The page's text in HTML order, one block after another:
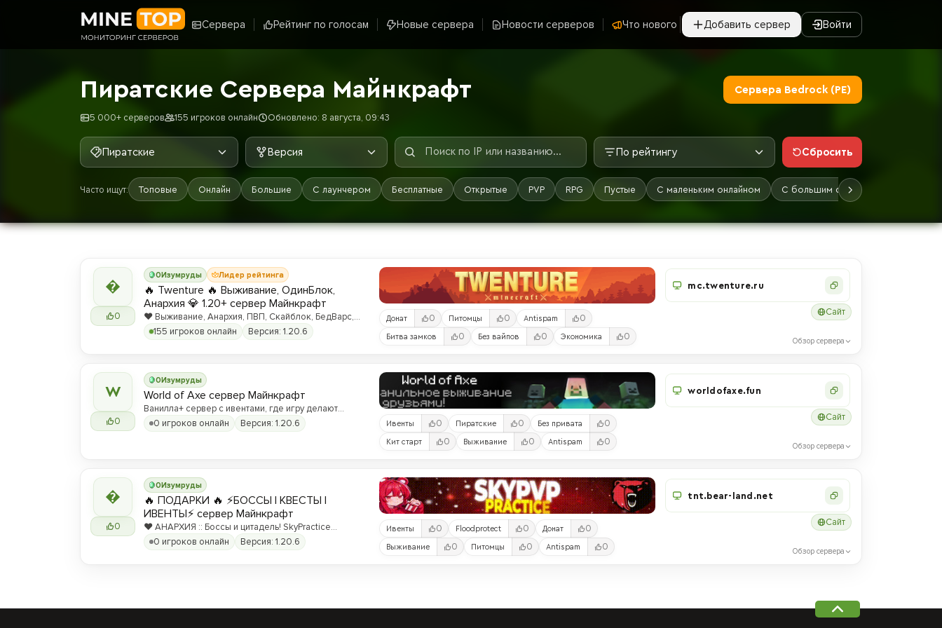
Сервера Рейтинг по голосам Новые сервера Новости серверов Что нового Добавить сервер Войти
Пиратские Сервера Майнкрафт
5 000+ серверов 155 игроков онлайн Обновлено: 8 августа, 09:43
Сервера Bedrock (PE)
Пиратские Версия По рейтингу Сбросить
Часто ищут: Топовые Онлайн Большие С лаунчером Бесплатные Открытые PVP RPG Пустые С маленьким онлайном С большим онлайном

0
0Изумруды Лидер рейтинга
🔥 Twenture 🔥 Выживание, ОдинБлок,
Анархия 💎 1.20+ сервер Майнкрафт
❤️ Выживание, Анархия, ПВП, Скайблок, БедВарс,
Гриф, Один Блок, Лучший Майнкрафт сервер! ❤️
155 игроков онлайн Версия: 1.20.6
Донат 0 Питомцы 0 Antispam 0
Битва замков 0 Без вайпов 0 Экономика 0
mc.twenture.ru
Сайт
Обзор сервера
W
0
0Изумруды
World of Axe сервер Майнкрафт
Ванилла+ сервер с ивентами, где игру делают
игроки!
0 игроков онлайн Версия: 1.20.6 Ивенты 0 Пиратские 0 Без привата 0
Кит старт 0 Выживание 0 Antispam 0
worldofaxe.fun
Сайт
Обзор сервера

0
0Изумруды
🔥 ПОДАРКИ 🔥 ⚡БОССЫ | КВЕСТЫ |
ИВЕНТЫ⚡ сервер Майнкрафт
❤️ АНАРХИЯ :: Боссы и цитадель! SkyPractice
дуэли+лаки-блоки! BEDWARS!
0 игроков онлайн Версия: 1.20.6
Ивенты 0 Floodprotect 0 Донат 0
Выживание 0 Питомцы 0 Antispam 0
tnt.bear-land.net
Сайт
Обзор сервера